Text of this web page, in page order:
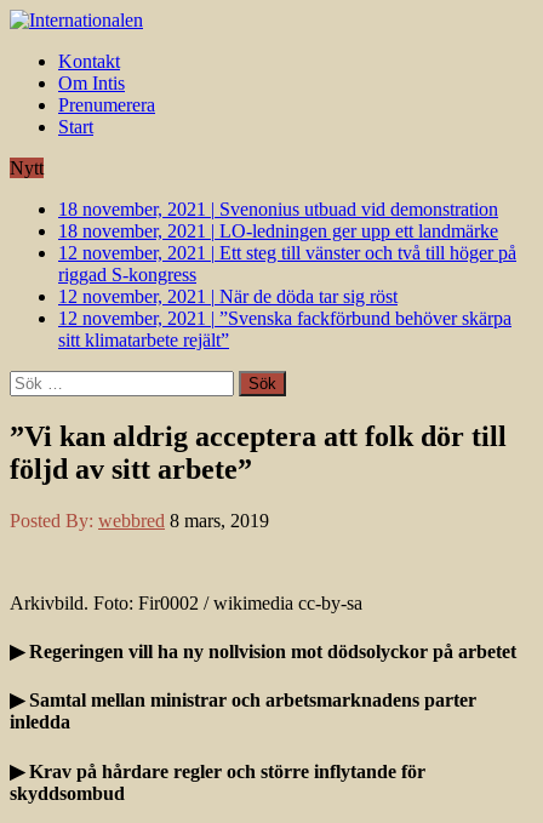
Kontakt
Om Intis
Prenumerera
Start
Nytt
18 november, 2021 | Svenonius utbuad vid demonstration
18 november, 2021 | LO-ledningen ger upp ett landmärke
12 november, 2021 | Ett steg till vänster och två till höger på
riggad S-kongress
12 november, 2021 | När de döda tar sig röst
12 november, 2021 | ”Svenska fackförbund behöver skärpa
sitt klimatarbete rejält”
Sök
efter:
”Vi kan aldrig acceptera att folk dör till
följd av sitt arbete”
Posted By: webbred 8 mars, 2019
Arkivbild. Foto: Fir0002 / wikimedia cc-by-sa
▶ Regeringen vill ha ny nollvision mot dödsolyckor på arbetet
▶ Samtal mellan ministrar och arbetsmarknadens parter
inledda
▶ Krav på hårdare regler och större inflytande för
skyddsombud